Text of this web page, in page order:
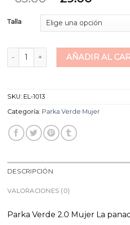
Talla
parka verde mujer cantidad
AÑADIR AL
SKU: EL-1013
Categoría: Parka Verde Mujer
DESCRIPCIÓN
VALORACIONES (0)
Parka Verde 2.0 Mujer La